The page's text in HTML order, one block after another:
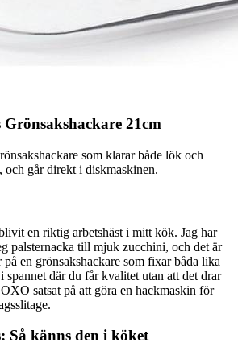
21cm
som klarar både lök och
och går direkt i diskmaskinen.
en riktig arbetshäst i mitt kök. Jag har
palsternacka till mjuk zucchini, och det är
en grönsakshackare som fixar båda lika
spannet där du får kvalitet utan att det drar
satsat på att göra en hackmaskin för
Så känns den i köket